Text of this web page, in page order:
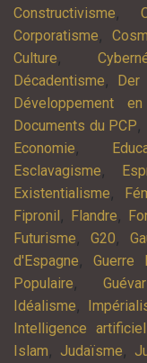
Constructivisme,
Corporatisme,
Culture,
Décadentisme, Der
Développement
Documents du PCP,
Economie,
Esclavagisme,
Existentialisme,
Fipronil , Flandre,
Futurisme, G20,
d'Espagne,Guerre
Populaire,
Idéalisme,
Intelligence
Islam, Judaïsme,